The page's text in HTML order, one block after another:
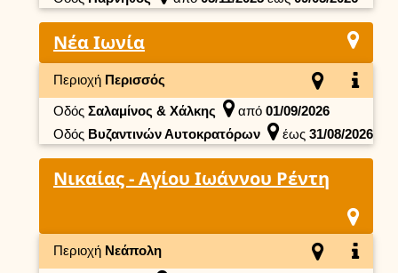
Νέα Ιωνία
Περιοχή Περισσός
Οδός Σαλαμίνος & Χάλκης από 01/09/2026
Οδός Βυζαντινών Αυτοκρατόρων έως 31/08/2026
Νικαίας - Αγίου Ιωάννου Ρέντη
Περιοχή Νεάπολη